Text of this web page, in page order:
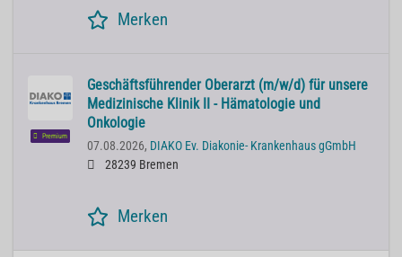
Merken
Premium
Geschäftsführender Oberarzt (m/w/d) für unsere
Medizinische Klinik II - Hämatologie und
Onkologie
07.08.2026, DIAKO Ev. Diakonie- Krankenhaus gGmbH
28239 Bremen
Merken